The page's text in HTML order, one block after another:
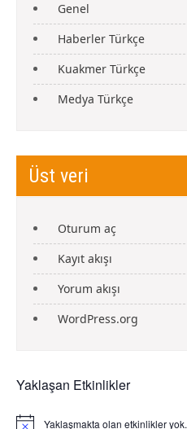
Genel
Haberler Türkçe
Kuakmer Türkçe
Medya Türkçe
Üst veri
Oturum aç
Kayıt akışı
Yorum akışı
WordPress.org
Yaklaşan Etkinlikler
Yaklaşmakta olan etkinlikler yok.